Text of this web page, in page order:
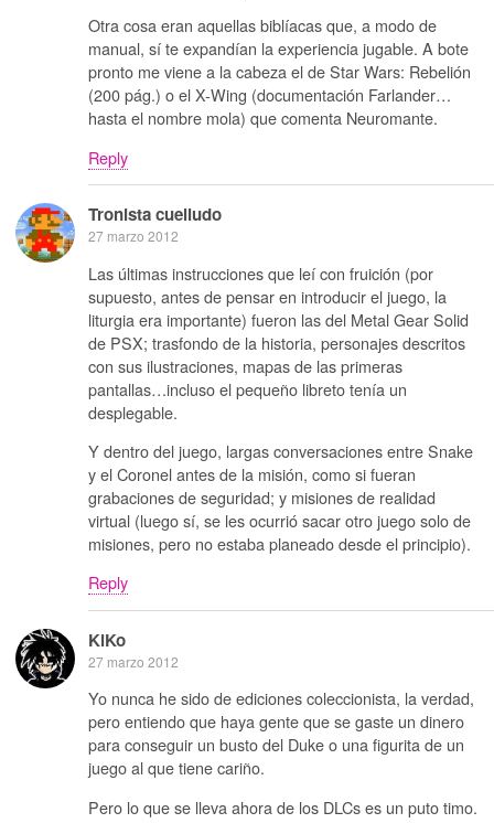
Otra cosa eran aquellas biblíacas que, a modo de
manual, sí te expandían la experiencia jugable. A bote
pronto me viene a la cabeza el de Star Wars: Rebelión
(200 pág.) o el X-Wing (documentación Farlander…
hasta el nombre mola) que comenta Neuromante.
Reply
Tronista cuelludo
27 marzo 2012
Las últimas instrucciones que leí con fruición (por
supuesto, antes de pensar en introducir el juego, la
liturgia era importante) fueron las del Metal Gear Solid
de PSX; trasfondo de la historia, personajes descritos
con sus ilustraciones, mapas de las primeras
pantallas…incluso el pequeño libreto tenía un
desplegable.
Y dentro del juego, largas conversaciones entre Snake
y el Coronel antes de la misión, como si fueran
grabaciones de seguridad; y misiones de realidad
virtual (luego sí, se les ocurrió sacar otro juego solo de
misiones, pero no estaba planeado desde el principio).
Reply
KiKo
27 marzo 2012
Yo nunca he sido de ediciones coleccionista, la verdad,
pero entiendo que haya gente que se gaste un dinero
para conseguir un busto del Duke o una figurita de un
juego al que tiene cariño.
Pero lo que se lleva ahora de los DLCs es un puto timo.